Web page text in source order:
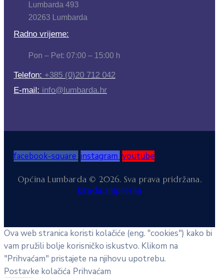
Lumbarda 493
20263 Lumbarda
Radno vrijeme:
Pon – Pet: 07:00 – 15:00 h
Telefon: +385 (0)20 712 042
E-mail: info@lumbarda.hr
facebook-square instagram youtube
Općina Lumbarda © 2026. Sva prava pridržana.
Izrada: Impresija
Ova web stranica koristi kolačiće (eng. "cookies") kako bi
vam pružili bolje korisničko iskustvo. Klikom na
"Prihvaćam" pristajete na njihovu upotrebu.
Postavke kolačića Prihvaćam